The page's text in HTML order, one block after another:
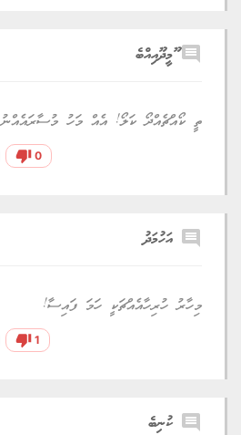
comment ޫމީދޫއިއްބެ
ތީ ކޯއްޗެއްދޯ ކަލޯ! އެއް މަހު މުސާރައެއްނު
thumb_down 0
comment އަހުމަދު
މިހާރު ހުރިހާއެއްޗަކީ ހަމަ ފައިސާ!
thumb_down 1
comment ކުނިބެ